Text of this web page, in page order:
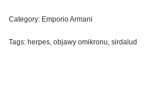
Category: Emporio Armani
Tags: herpes, objawy omikronu, sirdalud